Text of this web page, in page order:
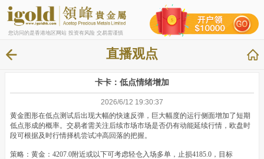
您访问的是香港地区网站 投资有风险 交易需谨慎
直播观点
卡卡：低点情绪增加
2026/6/12 19:30:37
黄金图形在低点测试后出现大幅的快速反弹，巨大幅度的运行侧面增加了短期
低点形成的概率。交易者需关注后续市场市场是否仍有动能延续行情，欧盘时
段可根据及时行情择机尝试冲高回落的把握。
策略：黄金：4207.0附近或以下可考虑轻仓入场多单，止损4185.0，目标